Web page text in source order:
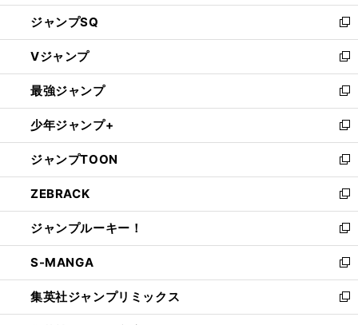
し
い
ウ
ィ
ン
ド
ウ
で
開
く
ジャンプSQ
新
し
い
ウ
ィ
ン
ド
ウ
で
開
く
Vジャンプ
新
し
い
ウ
ィ
ン
ド
ウ
で
開
く
最強ジャンプ
新
し
い
ウ
ィ
ン
ド
ウ
で
開
く
少年ジャンプ+
新
し
い
ウ
ィ
ン
ド
ウ
で
開
く
ジャンプTOON
新
し
い
ウ
ィ
ン
ド
ウ
で
開
ZEBRACK
新
し
い
ウ
ィ
ン
ド
ウ
ジャンプルーキー！
新
し
い
ウ
ィ
ン
S-MANGA
新
し
い
ウ
集英社ジャンプリミックス
新
し